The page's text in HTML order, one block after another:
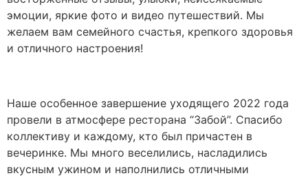
эмоции, яркие фото и видео путешествий. Мы
желаем вам семейного счастья, крепкого здоровья
и отличного настроения!
Наше особенное завершение уходящего 2022 года
провели в атмосфере ресторана “Забой”. Спасибо
коллективу и каждому, кто был причастен в
вечеринке. Мы много веселились, насладились
вкусным ужином и наполнились отличными